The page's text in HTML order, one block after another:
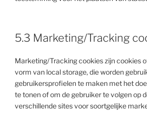
5.3 Marketing/Tracking
Marketing/Tracking cookies zijn cookies
vorm van local storage, die worden
gebruikersprofielen te maken met het
te tonen of om de gebruiker te volgen op
verschillende sites voor soortgelijke